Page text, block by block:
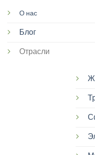
О нас
Блог
Отрасли